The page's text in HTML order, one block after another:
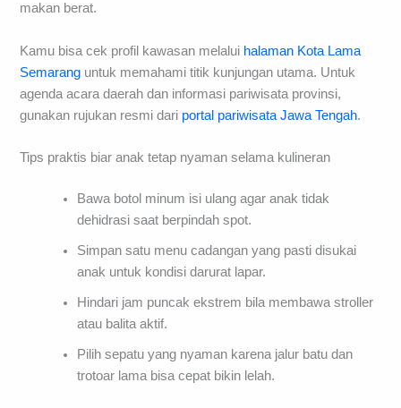
makan berat.
Kamu bisa cek profil kawasan melalui halaman Kota Lama
Semarang untuk memahami titik kunjungan utama. Untuk
agenda acara daerah dan informasi pariwisata provinsi,
gunakan rujukan resmi dari portal pariwisata Jawa Tengah.
Tips praktis biar anak tetap nyaman selama kulineran
Bawa botol minum isi ulang agar anak tidak
dehidrasi saat berpindah spot.
Simpan satu menu cadangan yang pasti disukai
anak untuk kondisi darurat lapar.
Hindari jam puncak ekstrem bila membawa stroller
atau balita aktif.
Pilih sepatu yang nyaman karena jalur batu dan
trotoar lama bisa cepat bikin lelah.